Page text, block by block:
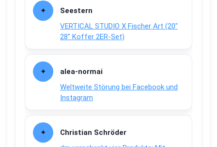
Seestern
VERTICAL STUDIO X Fischer Art (20″
28″ Koffer 2ER-Set)
alea-normai
Weltweite Störung bei Facebook und
Instagram
Christian Schröder